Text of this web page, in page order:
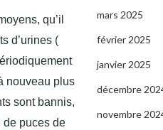
qu’il
d’urines (
nouveau plus
sont bannis,
de puces de
mars 2025
février 2025
janvier 2025
décembre
novembre